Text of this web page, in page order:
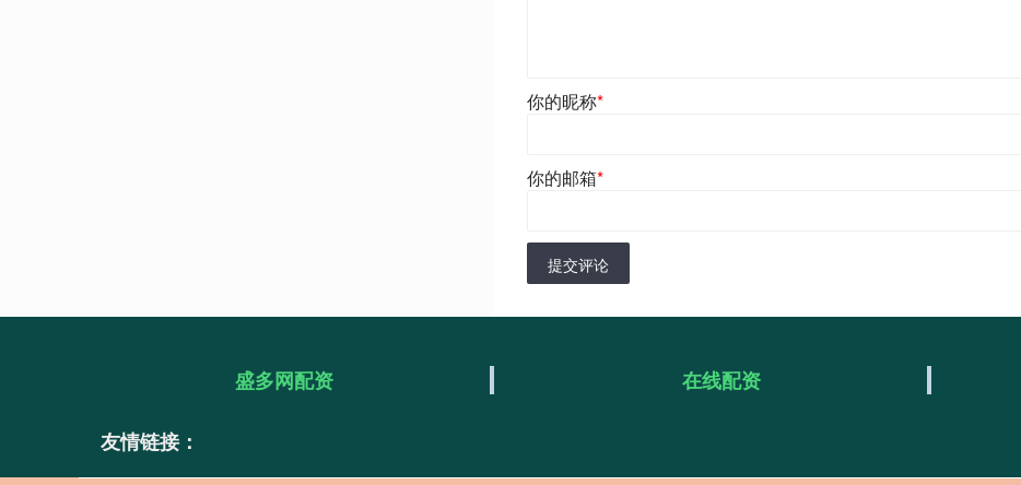
你的昵称*
你的邮箱*
提交评论
盛多网配资 在线配资
友情链接：